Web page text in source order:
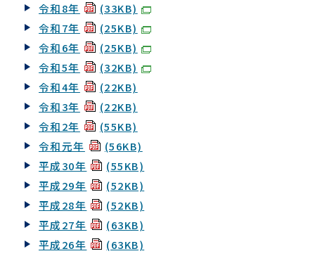
令和8年
(33KB)
令和7年
(25KB)
令和6年
(25KB)
令和5年
(32KB)
令和4年
(22KB)
令和3年
(22KB)
令和2年
(55KB)
令和元年
(56KB)
平成30年
(55KB)
平成29年
(52KB)
平成28年
(52KB)
平成27年
(63KB)
平成26年
(63KB)